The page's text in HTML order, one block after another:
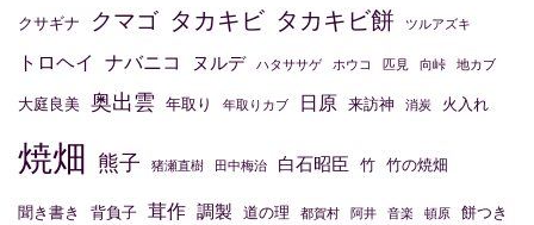
クサギナ クマゴ タカキビ タカキビ餅 ツルアズキ
トロヘイ ナバニコ ヌルデ ハタササゲ ホウコ 匹見 向峠 地カブ
大庭良美 奥出雲 年取り 年取りカブ 日原 来訪神 消炭 火入れ
焼畑 熊子 猪瀬直樹 田中梅治 白石昭臣 竹 竹の焼畑
聞き書き 背負子 茸作 調製 道の理 都賀村 阿井 音楽 頓原 餅つき